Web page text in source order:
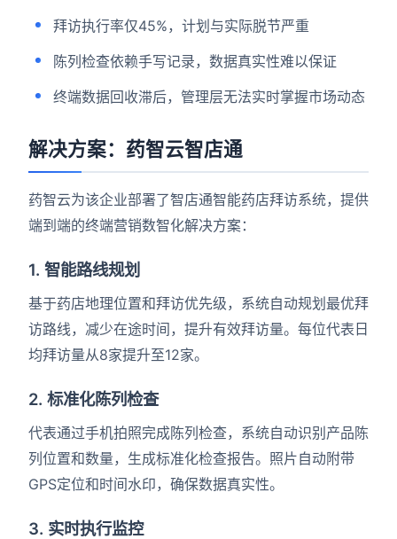
拜访执行率仅45%，计划与实际脱节严重
陈列检查依赖手写记录，数据真实性难以保证
终端数据回收滞后，管理层无法实时掌握市场动态
解决方案：药智云智店通
药智云为该企业部署了智店通智能药店拜访系统，提供
端到端的终端营销数智化解决方案：
1. 智能路线规划
基于药店地理位置和拜访优先级，系统自动规划最优拜
访路线，减少在途时间，提升有效拜访量。每位代表日
均拜访量从8家提升至12家。
2. 标准化陈列检查
代表通过手机拍照完成陈列检查，系统自动识别产品陈
列位置和数量，生成标准化检查报告。照片自动附带
GPS定位和时间水印，确保数据真实性。
3. 实时执行监控